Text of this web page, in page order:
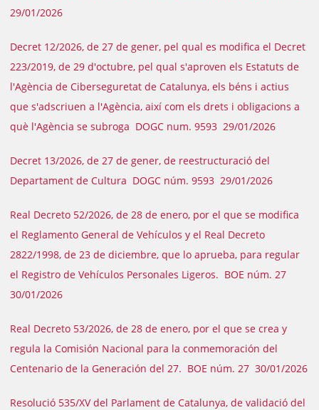
29/01/2026
Decret 12/2026, de 27 de gener, pel qual es modifica el Decret
223/2019, de 29 d'octubre, pel qual s'aproven els Estatuts de
l'Agència de Ciberseguretat de Catalunya, els béns i actius
que s'adscriuen a l'Agència, així com els drets i obligacions a
què l'Agència se subroga DOGC num. 9593 29/01/2026
Decret 13/2026, de 27 de gener, de reestructuració del
Departament de Cultura DOGC núm. 9593 29/01/2026
Real Decreto 52/2026, de 28 de enero, por el que se modifica
el Reglamento General de Vehículos y el Real Decreto
2822/1998, de 23 de diciembre, que lo aprueba, para regular
el Registro de Vehículos Personales Ligeros. BOE núm. 27
30/01/2026
Real Decreto 53/2026, de 28 de enero, por el que se crea y
regula la Comisión Nacional para la conmemoración del
Centenario de la Generación del 27. BOE núm. 27 30/01/2026
Resolució 535/XV del Parlament de Catalunya, de validació del